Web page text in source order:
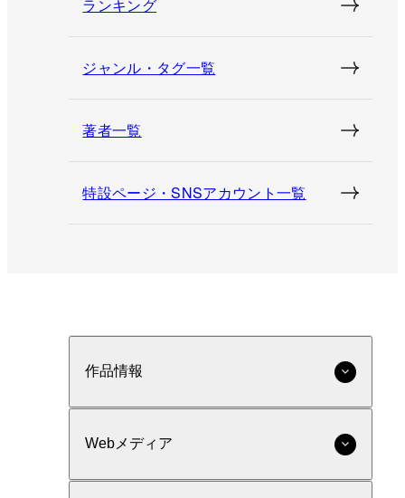
ランキング
ジャンル・タグ一覧
著者一覧
特設ページ・SNSアカウント一覧
作品情報
Webメディア